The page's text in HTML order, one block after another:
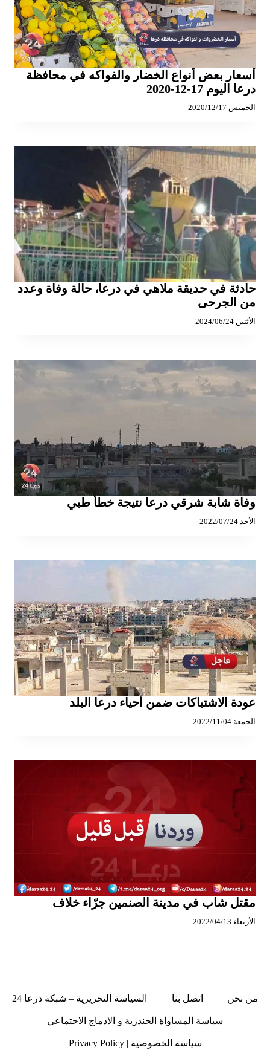
أسعار بعض أنواع الخضار والفواكه في محافظة
درعا اليوم 17-12-2020
الخميس 2020/12/17
حادثة في حديقة ملاهي في درعا، حالة وفاة وعدد
من الجرحى
الأثنين 2024/06/24
وفاة شابة شرقي درعا نتيجة خطأ طبي
الأحد 2022/07/24
عودة الاشتباكات ضمن أحياء درعا البلد
الجمعة 2022/11/04
مقتل شاب في مدينة الصنمين جرّاء خلاف
الأربعاء 2022/04/13
من نحن اتصل بنا السياسة التحريرية – شبكة درعا 24
سياسة المساواة الجندرية و الادماج الاجتماعي
سياسة الخصوصية | Privacy Policy